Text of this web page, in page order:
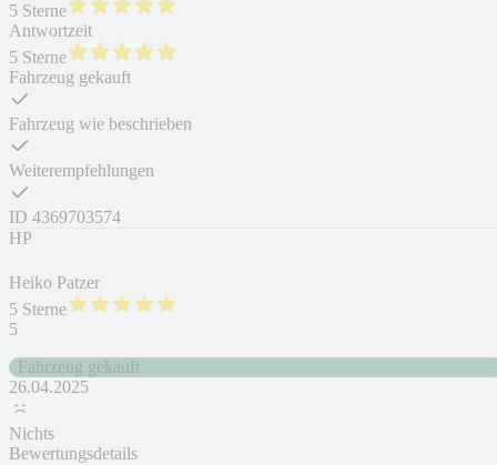
5 Sterne
Antwortzeit
5 Sterne
Fahrzeug gekauft
Fahrzeug wie beschrieben
Weiterempfehlungen
ID 4369703574
HP
Heiko Patzer
5 Sterne
5
Fahrzeug gekauft
26.04.2025
Nichts
Bewertungsdetails